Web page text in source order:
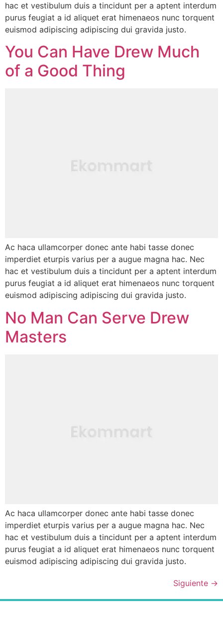
hac et vestibulum duis a tincidunt per a aptent interdum
purus feugiat a id aliquet erat himenaeos nunc torquent
euismod adipiscing adipiscing dui gravida justo.
You Can Have Drew Much
of a Good Thing
Ac haca ullamcorper donec ante habi tasse donec
imperdiet eturpis varius per a augue magna hac. Nec
hac et vestibulum duis a tincidunt per a aptent interdum
purus feugiat a id aliquet erat himenaeos nunc torquent
euismod adipiscing adipiscing dui gravida justo.
No Man Can Serve Drew
Masters
Ac haca ullamcorper donec ante habi tasse donec
imperdiet eturpis varius per a augue magna hac. Nec
hac et vestibulum duis a tincidunt per a aptent interdum
purus feugiat a id aliquet erat himenaeos nunc torquent
euismod adipiscing adipiscing dui gravida justo.
Siguiente →